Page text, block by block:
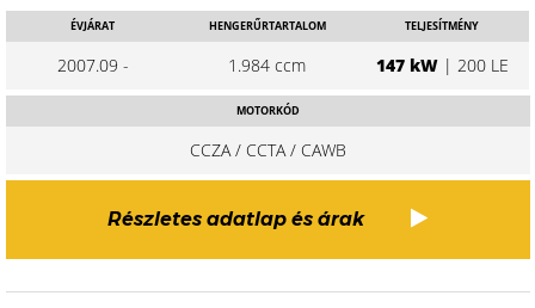
ÉVJÁRAT
2007.09 -
HENGERŰRTARTALOM
1.984 ccm
TELJESÍTMÉNY
147 kW| 200 LE
MOTORKÓD
CCZA / CCTA / CAWB
Részletes adatlap és árak